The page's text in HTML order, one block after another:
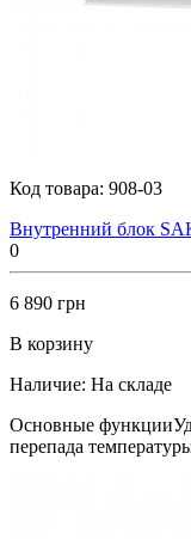
Код товара: 908-03
Внутренний блок
0
6 890 грн
В корзину
Наличие: На складе
Основные
перепада